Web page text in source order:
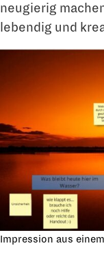
neugierig
lebendig und
Impression aus